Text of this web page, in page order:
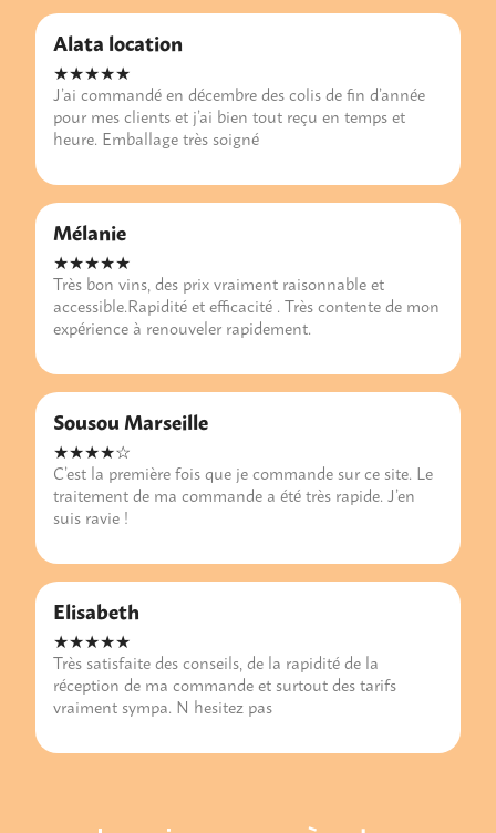
Alata location
★★★★★
J’ai commandé en décembre des colis de fin d’année
pour mes clients et j’ai bien tout reçu en temps et
heure. Emballage très soigné
Mélanie
★★★★★
Très bon vins, des prix vraiment raisonnable et
accessible.Rapidité et efficacité . Très contente de mon
expérience à renouveler rapidement.
Sousou Marseille
★★★★☆
C’est la première fois que je commande sur ce site. Le
traitement de ma commande a été très rapide. J’en
suis ravie !
Elisabeth
★★★★★
Très satisfaite des conseils, de la rapidité de la
réception de ma commande et surtout des tarifs
vraiment sympa. N hesitez pas